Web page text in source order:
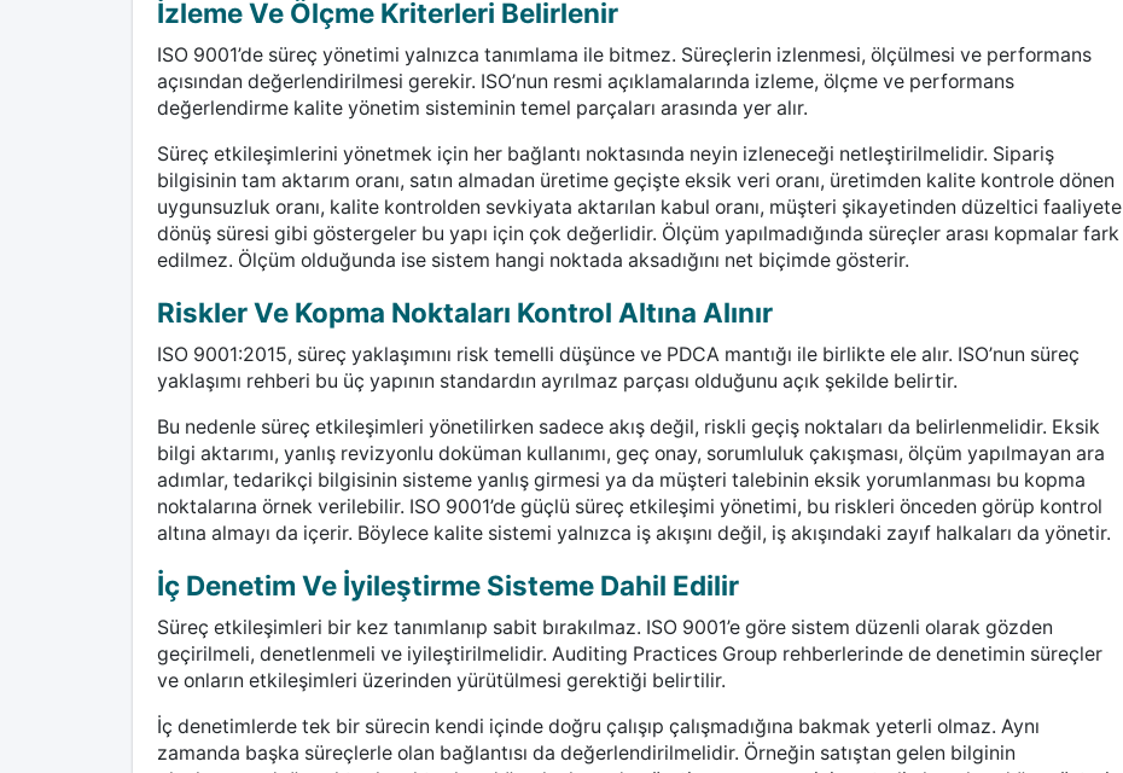
İzleme Ve Ölçme Kriterleri Belirlenir
ISO 9001’de süreç yönetimi yalnızca tanımlama ile bitmez. Süreçlerin izlenmesi, ölçülmesi ve performans
açısından değerlendirilmesi gerekir. ISO’nun resmi açıklamalarında izleme, ölçme ve performans
değerlendirme kalite yönetim sisteminin temel parçaları arasında yer alır.
Süreç etkileşimlerini yönetmek için her bağlantı noktasında neyin izleneceği netleştirilmelidir. Sipariş
bilgisinin tam aktarım oranı, satın almadan üretime geçişte eksik veri oranı, üretimden kalite kontrole dönen
uygunsuzluk oranı, kalite kontrolden sevkiyata aktarılan kabul oranı, müşteri şikayetinden düzeltici faaliyete
dönüş süresi gibi göstergeler bu yapı için çok değerlidir. Ölçüm yapılmadığında süreçler arası kopmalar fark
edilmez. Ölçüm olduğunda ise sistem hangi noktada aksadığını net biçimde gösterir.
Riskler Ve Kopma Noktaları Kontrol Altına Alınır
ISO 9001:2015, süreç yaklaşımını risk temelli düşünce ve PDCA mantığı ile birlikte ele alır. ISO’nun süreç
yaklaşımı rehberi bu üç yapının standardın ayrılmaz parçası olduğunu açık şekilde belirtir.
Bu nedenle süreç etkileşimleri yönetilirken sadece akış değil, riskli geçiş noktaları da belirlenmelidir. Eksik
bilgi aktarımı, yanlış revizyonlu doküman kullanımı, geç onay, sorumluluk çakışması, ölçüm yapılmayan ara
adımlar, tedarikçi bilgisinin sisteme yanlış girmesi ya da müşteri talebinin eksik yorumlanması bu kopma
noktalarına örnek verilebilir. ISO 9001’de güçlü süreç etkileşimi yönetimi, bu riskleri önceden görüp kontrol
altına almayı da içerir. Böylece kalite sistemi yalnızca iş akışını değil, iş akışındaki zayıf halkaları da yönetir.
İç Denetim Ve İyileştirme Sisteme Dahil Edilir
Süreç etkileşimleri bir kez tanımlanıp sabit bırakılmaz. ISO 9001’e göre sistem düzenli olarak gözden
geçirilmeli, denetlenmeli ve iyileştirilmelidir. Auditing Practices Group rehberlerinde de denetimin süreçler
ve onların etkileşimleri üzerinden yürütülmesi gerektiği belirtilir.
İç denetimlerde tek bir sürecin kendi içinde doğru çalışıp çalışmadığına bakmak yeterli olmaz. Aynı
zamanda başka süreçlerle olan bağlantısı da değerlendirilmelidir. Örneğin satıştan gelen bilginin